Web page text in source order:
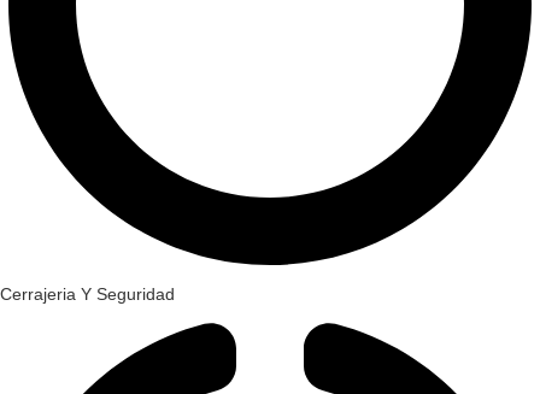
Cerrajeria Y Seguridad